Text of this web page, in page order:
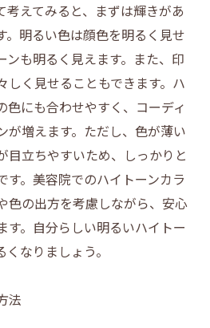
考えてみると、まずは輝きがあ
。明るい色は顔色を明るく見せ
ンも明るく見えます。また、印
しく見せることもできます。ハ
色にも合わせやすく、コーディ
が増えます。ただし、色が薄い
目立ちやすいため、しっかりと
す。美容院でのハイトーンカラ
色の出方を考慮しながら、安心
す。自分らしい明るいハイトー
なりましょう。
法